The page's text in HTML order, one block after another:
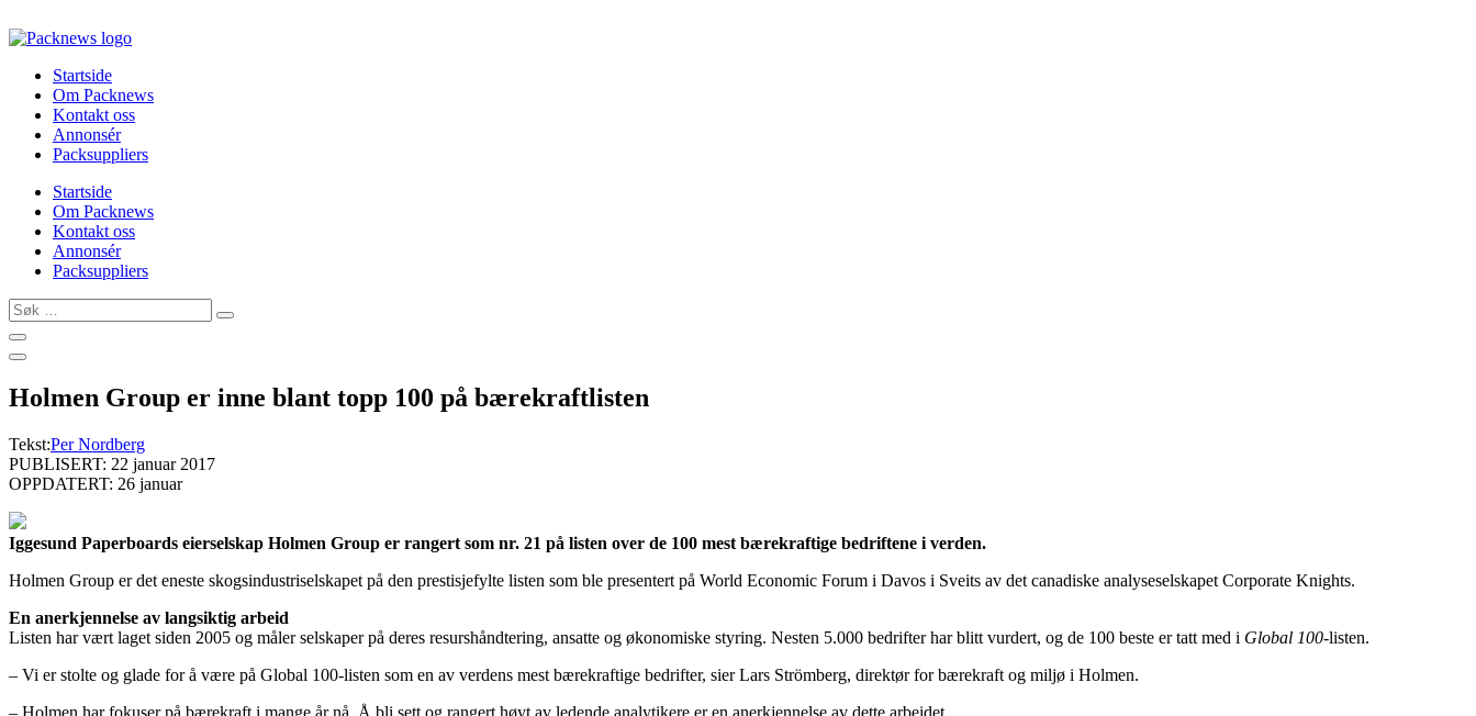
to
Startside
Om Packnews
Kontakt oss
Annonsér
Packsuppliers
Startside
Om Packnews
Kontakt oss
Annonsér
Packsuppliers
Søk
…
Holmen Group er inne blant topp 100 på bærekraftlisten
Tekst:Per Nordberg
PUBLISERT: 22 januar 2017
OPPDATERT: 26 januar
Iggesund Paperboards eierselskap Holmen Group er rangert som nr. 21 på listen over de 100 mest bærekraftige bedriftene i verden.
Holmen Group er det eneste skogsindustriselskapet på den prestisjefylte listen som ble presentert på World Economic Forum i Davos i Sveits av det canadiske analyseselskapet Corporate Knights.
En anerkjennelse av langsiktig arbeid
Listen har vært laget siden 2005 og måler selskaper på deres resurshåndtering, ansatte og økonomiske styring. Nesten 5.000 bedrifter har blitt vurdert, og de 100 beste er tatt med i Global 100-listen.
– Vi er stolte og glade for å være på Global 100-listen som en av verdens mest bærekraftige bedrifter, sier Lars Strömberg, direktør for bærekraft og miljø i Holmen.
– Holmen har fokuser på bærekraft i mange år nå. Å bli sett og rangert høyt av ledende analytikere er en anerkjennelse av dette arbeidet.